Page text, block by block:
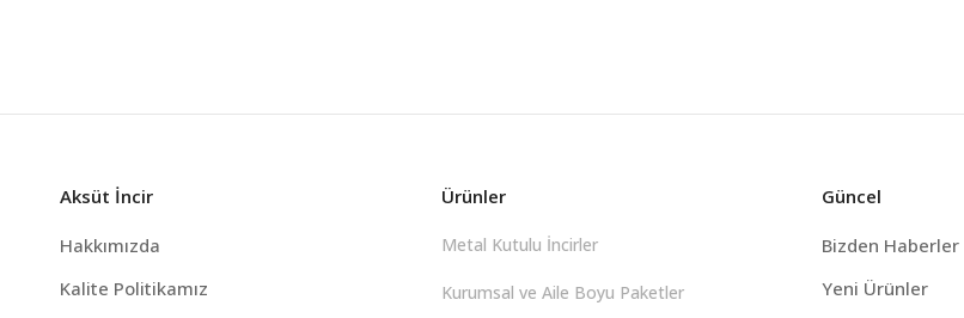
Aksüt İncir
Hakkımızda
Kalite Politikamız
Ürünler
Metal Kutulu İncirler
Kurumsal ve Aile Boyu Paketler
Güncel
Bizden Haberler
Yeni Ürünler